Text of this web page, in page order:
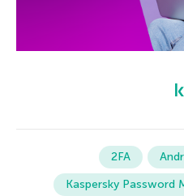
2FA
Kaspersky Password